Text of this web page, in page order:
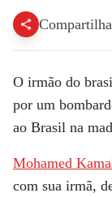
O irmão do
por um
ao Brasil na
Mohamed
com sua irmã,